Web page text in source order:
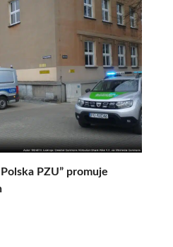
PZU” promuje